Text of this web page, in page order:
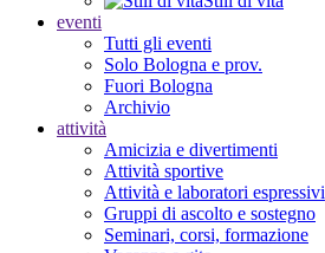
eventi
Tutti gli eventi
Solo Bologna e prov.
Fuori Bologna
Archivio
attività
Amicizia e divertimenti
Attività sportive
Attività e laboratori espressivi
Gruppi di ascolto e sostegno
Seminari, corsi, formazione